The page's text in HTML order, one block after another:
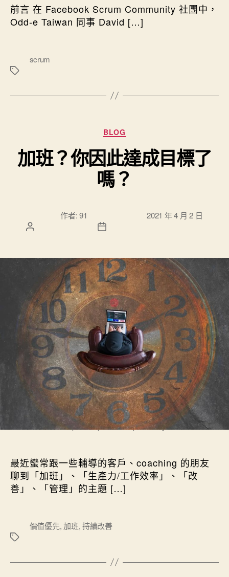
前言 在 Facebook Scrum Community 社團中，
Odd-e Taiwan 同事 David […]
scrum
BLOG
加班？你因此達成目標了
嗎？
作者:91 2021 年 4 月 2 日
圖片來源：https://unsplash.com/photos/aiyBwbrWWlo
最近蠻常跟一些輔導的客戶、coaching 的朋友
聊到「加班」、「生產力/工作效率」、「改
善」、「管理」的主題 […]
價值優先,加班,持續改善